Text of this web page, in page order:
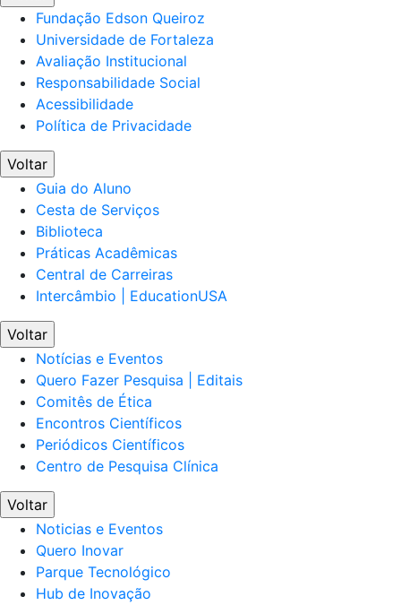
Fundação Edson Queiroz
Universidade de Fortaleza
Avaliação Institucional
Responsabilidade Social
Acessibilidade
Política de Privacidade
Voltar
Guia do Aluno
Cesta de Serviços
Biblioteca
Práticas Acadêmicas
Central de Carreiras
Intercâmbio | EducationUSA
Voltar
Notícias e Eventos
Quero Fazer Pesquisa | Editais
Comitês de Ética
Encontros Científicos
Periódicos Científicos
Centro de Pesquisa Clínica
Voltar
Noticias e Eventos
Quero Inovar
Parque Tecnológico
Hub de Inovação